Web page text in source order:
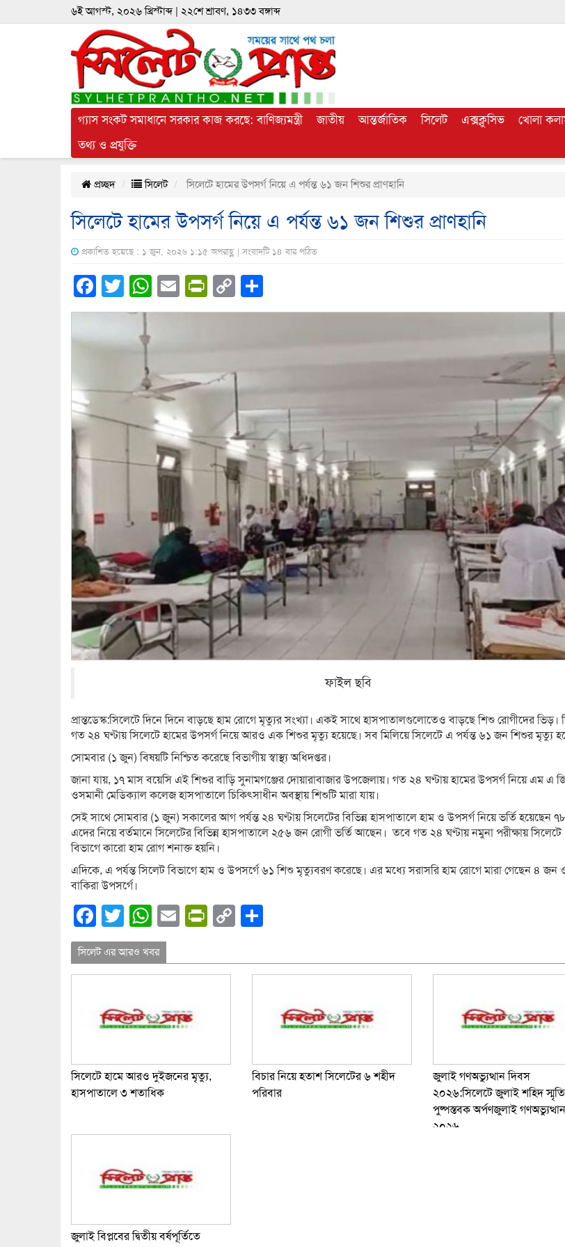
৬ই আগস্ট, ২০২৬ খ্রিস্টাব্দ | ২২শে শ্রাবণ, ১৪৩৩ বঙ্গাব্দ
গ্যাস সংকট সমাধানে সরকার কাজ করছে: বাণিজ্যমন্ত্রী জাতীয় আন্তর্জাতিক সিলেট এক্সক্লুসিভ খোলা
তথ্য ও প্রযুক্তি
প্রচ্ছদ সিলেট সিলেটে হামের উপসর্গ নিয়ে এ পর্যন্ত ৬১ জন শিশুর প্রাণহানি
সিলেটে হামের উপসর্গ নিয়ে এ পর্যন্ত ৬১ জন শিশুর প্রাণহানি
প্রকাশিত হয়েছে : ১ জুন, ২০২৬ ১:১৫ অপরাহ্ণ | সংবাদটি ১৪ বার পঠিত
Facebook
Twitter
WhatsApp
EmailPrintFriendly
Copy
Link
ফাইল ছবি
প্রান্তডেস্ক:সিলেটে দিনে দিনে বাড়ছে হাম রোগে মৃত্যুর সংখ্যা। একই সাথে হাসপাতালগুলোতেও বাড়ছে শিশু রোগীদের ভিড়।
গত ২৪ ঘণ্টায় সিলেটে হামের উপসর্গ নিয়ে আরও এক শিশুর মৃত্যু হয়েছে। সব মিলিয়ে সিলেটে এ পর্যন্ত ৬১ জন শিশুর মৃত্যু
সোমবার (১ জুন) বিষয়টি নিশ্চিত করেছে বিভাগীয় স্বাস্থ্য অধিদপ্তর।
জানা যায়, ১৭ মাস বয়েসি এই শিশুর বাড়ি সুনামগঞ্জের দোয়ারাবাজার উপজেলায়। গত ২৪ ঘণ্টায় হামের উপসর্গ নিয়ে এম এ
ওসমানী মেডিক্যাল কলেজ হাসপাতালে চিকিৎসাধীন অবস্থায় শিশুটি মারা যায়।
সেই সাথে সোমবার (১ জুন) সকালের আগ পর্যন্ত ২৪ ঘণ্টায় সিলেটের বিভিন্ন হাসপাতালে হাম ও উপসর্গ নিয়ে ভর্তি হয়েছেন
এদের নিয়ে বর্তমানে সিলেটের বিভিন্ন হাসপাতালে ২৫৬ জন রোগী ভর্তি আছেন। তবে গত ২৪ ঘণ্টায় নমুনা পরীক্ষায় সিলেটে
বিভাগে কারো হাম রোগ শনাক্ত হয়নি।
এদিকে, এ পর্যন্ত সিলেট বিভাগে হাম ও উপসর্গে ৬১ শিশু মৃত্যুবরণ করেছে। এর মধ্যে সরাসরি হাম রোগে মারা গেছেন ৪ জন
বাকিরা উপসর্গে।
Facebook
Twitter
WhatsApp
EmailPrintFriendly
Copy
সিলেট এর আরও খবর
সিলেটে হামে আরও দুইজনের মৃত্যু,
হাসপাতালে ৩ শতাধিক
বিচার নিয়ে হতাশ সিলেটের ৬ শহীদ
পরিবার
জুলাই গণঅভ্যুত্থান দিবস
২০২৬:সিলেটে জুলাই শহিদ
পুষ্পস্তবক অর্পণজুলাই
২০২৬
জুলাই বিপ্লবের দ্বিতীয় বর্ষপূর্তিতে